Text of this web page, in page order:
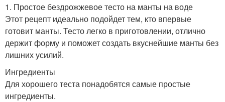
1. Простое бездрожжевое тесто на манты на воде
Этот рецепт идеально подойдет тем, кто впервые
готовит манты. Тесто легко в приготовлении, отлично
держит форму и поможет создать вкуснейшие манты без
лишних усилий.
Ингредиенты
Для хорошего теста понадобятся самые простые
ингредиенты.